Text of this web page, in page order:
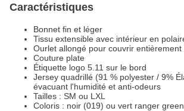
Caractéristiques
Bonnet fin et léger
Tissu extensible avec intérieur en
Ourlet allongé pour couvrir entièrement
Couture plate
Étiquette logo 5.11 sur le bord
Jersey quadrillé (91 % polyester / 9%
évacuant l'humidité et anti-odeurs
Tailles : SM ou LXL
Coloris : noir (019) ou vert ranger